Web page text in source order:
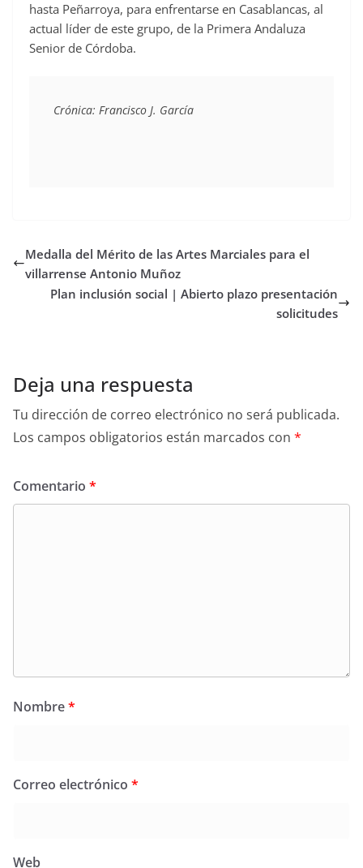
hasta Peñarroya, para enfrentarse en Casablancas, al
actual líder de este grupo, de la Primera Andaluza
Senior de Córdoba.
Crónica: Francisco J. García
Medalla del Mérito de las Artes Marciales para el
villarrense Antonio Muñoz
Plan inclusión social | Abierto plazo presentación
solicitudes
Deja una respuesta
Tu dirección de correo electrónico no será publicada.
Los campos obligatorios están marcados con *
Comentario *
Nombre*
Correo electrónico *
Web